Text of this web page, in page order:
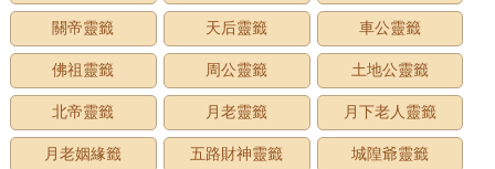
關帝靈籤 天后靈籤 車公靈籤
佛祖靈籤 周公靈籤 土地公靈籤
北帝靈籤 月老靈籤 月下老人靈籤
月老姻緣籤 五路財神靈籤 城隍爺靈籤